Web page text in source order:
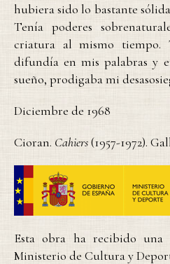
hubiera sido lo bastante
Tenía poderes
criatura al mismo tiempo.
difundía en mis palabras y
sueño, prodigaba mi
Diciembre de 1968
Cioran. Cahiers(1957-1972).
Esta obra ha recibido
Ministerio de Cultura y